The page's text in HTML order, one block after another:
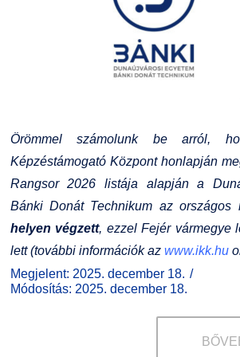
Kiemelt ösztöndíjak
Nemzetközi Lehetőségek
Fordítási Szolgáltatások
GY.I.K.
DUE Hallgatói laptop
Kerpely Antal
K+F+I
Átjelentkezőknek
TDK/Tehetségnap
Online Studium
Képzési Életpályamodell
Atomerőművi Képzési
Együttműködő partnereink
Örömmel számolunk be arról,
Képzéstámogató Központ honlapján
Rangsor 2026 listája alapján a
Bánki Donát Technikum az országos
helyen végzett, ezzel Fejér vármegye
lett (további információk az www.ikk.hu
Megjelent: 2025. december 18.
Módosítás: 2025. december 18.